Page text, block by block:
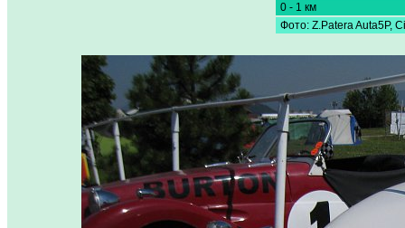
0 - 1 км
Фото: Z.Patera Auta5P,